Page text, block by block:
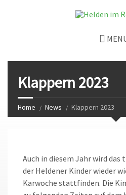
Klappern 2023
Home News Klappern 2023
Auch in diesem Jahr wird
der Heldener Kinder wieder
Karwoche stattfinden. Die